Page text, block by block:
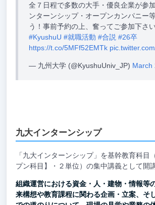
全７日程で多数の大手・優良企業が参
ンターンシップ・オープンカンパニー
う！事前予約の上、奮ってご参加下さ
#KyushuU #就職活動 #合説 #26卒
https://t.co/5MFf52EMTk
— 九州大学 (@KyushuUniv_JP) March
九大インターンシップ
「九大インターンシップ」を基幹教育科目
プン科目】・２単位）の集中講義として開
組織運営における資金・人・建物・情報等
来構想や教育課程に関わる企画・立案、そ